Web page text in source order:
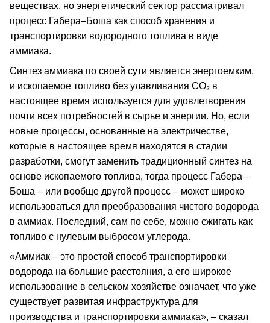
веществах, но энергетический сектор рассматривал
процесс Габера–Боша как способ хранения и
транспортировки водородного топлива в виде
аммиака.
Синтез аммиака по своей сути является энергоемким,
и ископаемое топливо без улавливания CO₂ в
настоящее время используется для удовлетворения
почти всех потребностей в сырье и энергии. Но, если
новые процессы, основанные на электричестве,
которые в настоящее время находятся в стадии
разработки, смогут заменить традиционный синтез на
основе ископаемого топлива, тогда процесс Габера–
Боша – или вообще другой процесс – может широко
использоваться для преобразования чистого водорода
в аммиак. Последний, сам по себе, можно сжигать как
топливо с нулевым выбросом углерода.
«Аммиак – это простой способ транспортировки
водорода на большие расстояния, а его широкое
использование в сельском хозяйстве означает, что уже
существует развитая инфраструктура для
производства и транспортировки аммиака», – сказал